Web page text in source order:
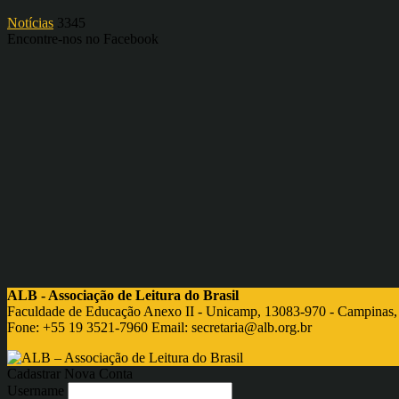
Notícias 3345
Encontre-nos no Facebook
ALB - Associação de Leitura do Brasil
Faculdade de Educação Anexo II - Unicamp, 13083-970 - Campinas,
Fone: +55 19 3521-7960 Email: secretaria@alb.org.br
Cadastrar Nova Conta
Username